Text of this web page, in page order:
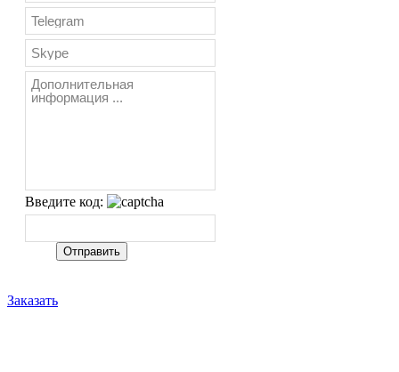
Введите код:
Заказать